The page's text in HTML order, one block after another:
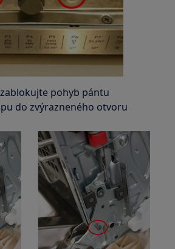
pohyb pántu
do zvýrazneného otvoru